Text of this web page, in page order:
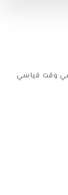
وقت قياسي